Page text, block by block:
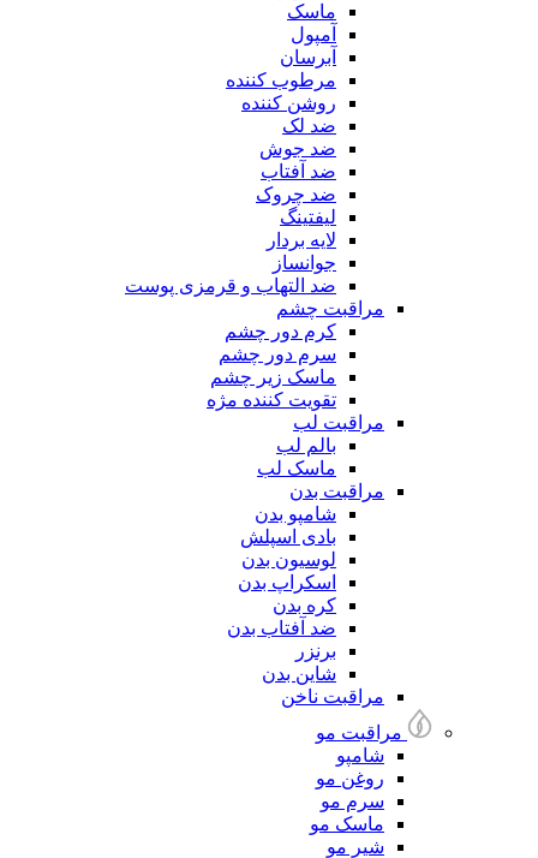
ماسک
آمپول
آبرسان
مرطوب کننده
روشن کننده
ضد لک
ضد جوش
ضد آفتاب
ضد چروک
لیفتینگ
لایه بردار
جوانساز
ضد التهاب و قرمزی پوست
مراقبت چشم
کرم دور چشم
سرم دور چشم
ماسک زیر چشم
تقویت کننده مژه
مراقبت لب
بالم لب
ماسک لب
مراقبت بدن
شامپو بدن
بادی اسپلش
لوسیون بدن
اسکراپ بدن
کره بدن
ضد آفتاب بدن
برنزر
شاین بدن
مراقبت ناخن
مراقبت مو
شامپو
روغن مو
سرم مو
ماسک مو
شیر مو